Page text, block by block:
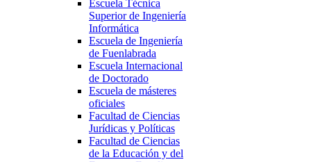
Escuela Técnica
Superior de Ingeniería
Informática
Escuela de Ingeniería
de Fuenlabrada
Escuela Internacional
de Doctorado
Escuela de másteres
oficiales
Facultad de Ciencias
Jurídicas y Políticas
Facultad de Ciencias
de la Educación y del